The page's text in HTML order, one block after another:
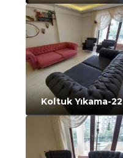
Koltuk Yıkama-22